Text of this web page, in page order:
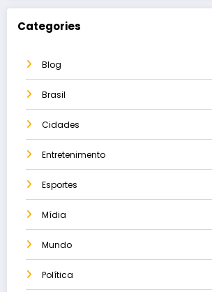
Categories
Blog
Brasil
Cidades
Entretenimento
Esportes
Mídia
Mundo
Política